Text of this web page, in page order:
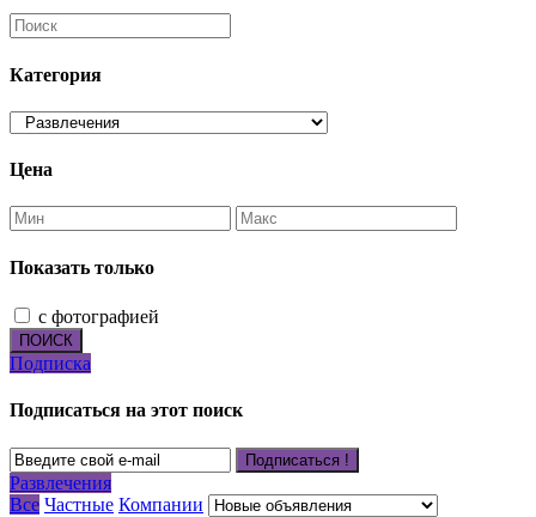
Категория
Цена
Показать только
с фотографией
ПОИСК
Подписка
Подписаться на этот поиск
Подписаться !
Развлечения
Все Частные Компании